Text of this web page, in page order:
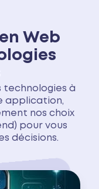
Web
technologies à
application,
nos choix
pour vous
décisions.